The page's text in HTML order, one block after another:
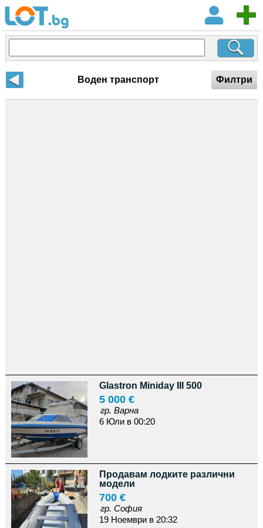
Воден транспорт Филтри
Glastron Miniday III 500
5 000 €
гр. Варна
6 Юли в 00:20
Продавам лодките различни
модели
700 €
гр. София
19 Ноември в 20:32